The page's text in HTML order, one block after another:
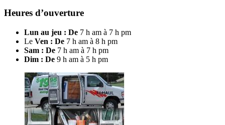
Heures d’ouverture
Lun au jeu : De 7 h am à 7 h pm
Le Ven : De 7 h am à 8 h pm
Sam : De 7 h am à 7 h pm
Dim : De 9 h am à 5 h pm